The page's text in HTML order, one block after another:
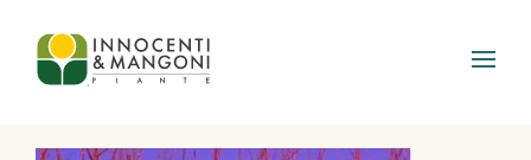
Skip to main content